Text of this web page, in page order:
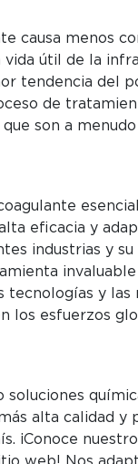
causa menos
vida útil de la
tendencia del
de
son a
eficacia y
industrias y
tecnologías y las
los esfuerzos
alta calidad y
¡Conoce nuestro